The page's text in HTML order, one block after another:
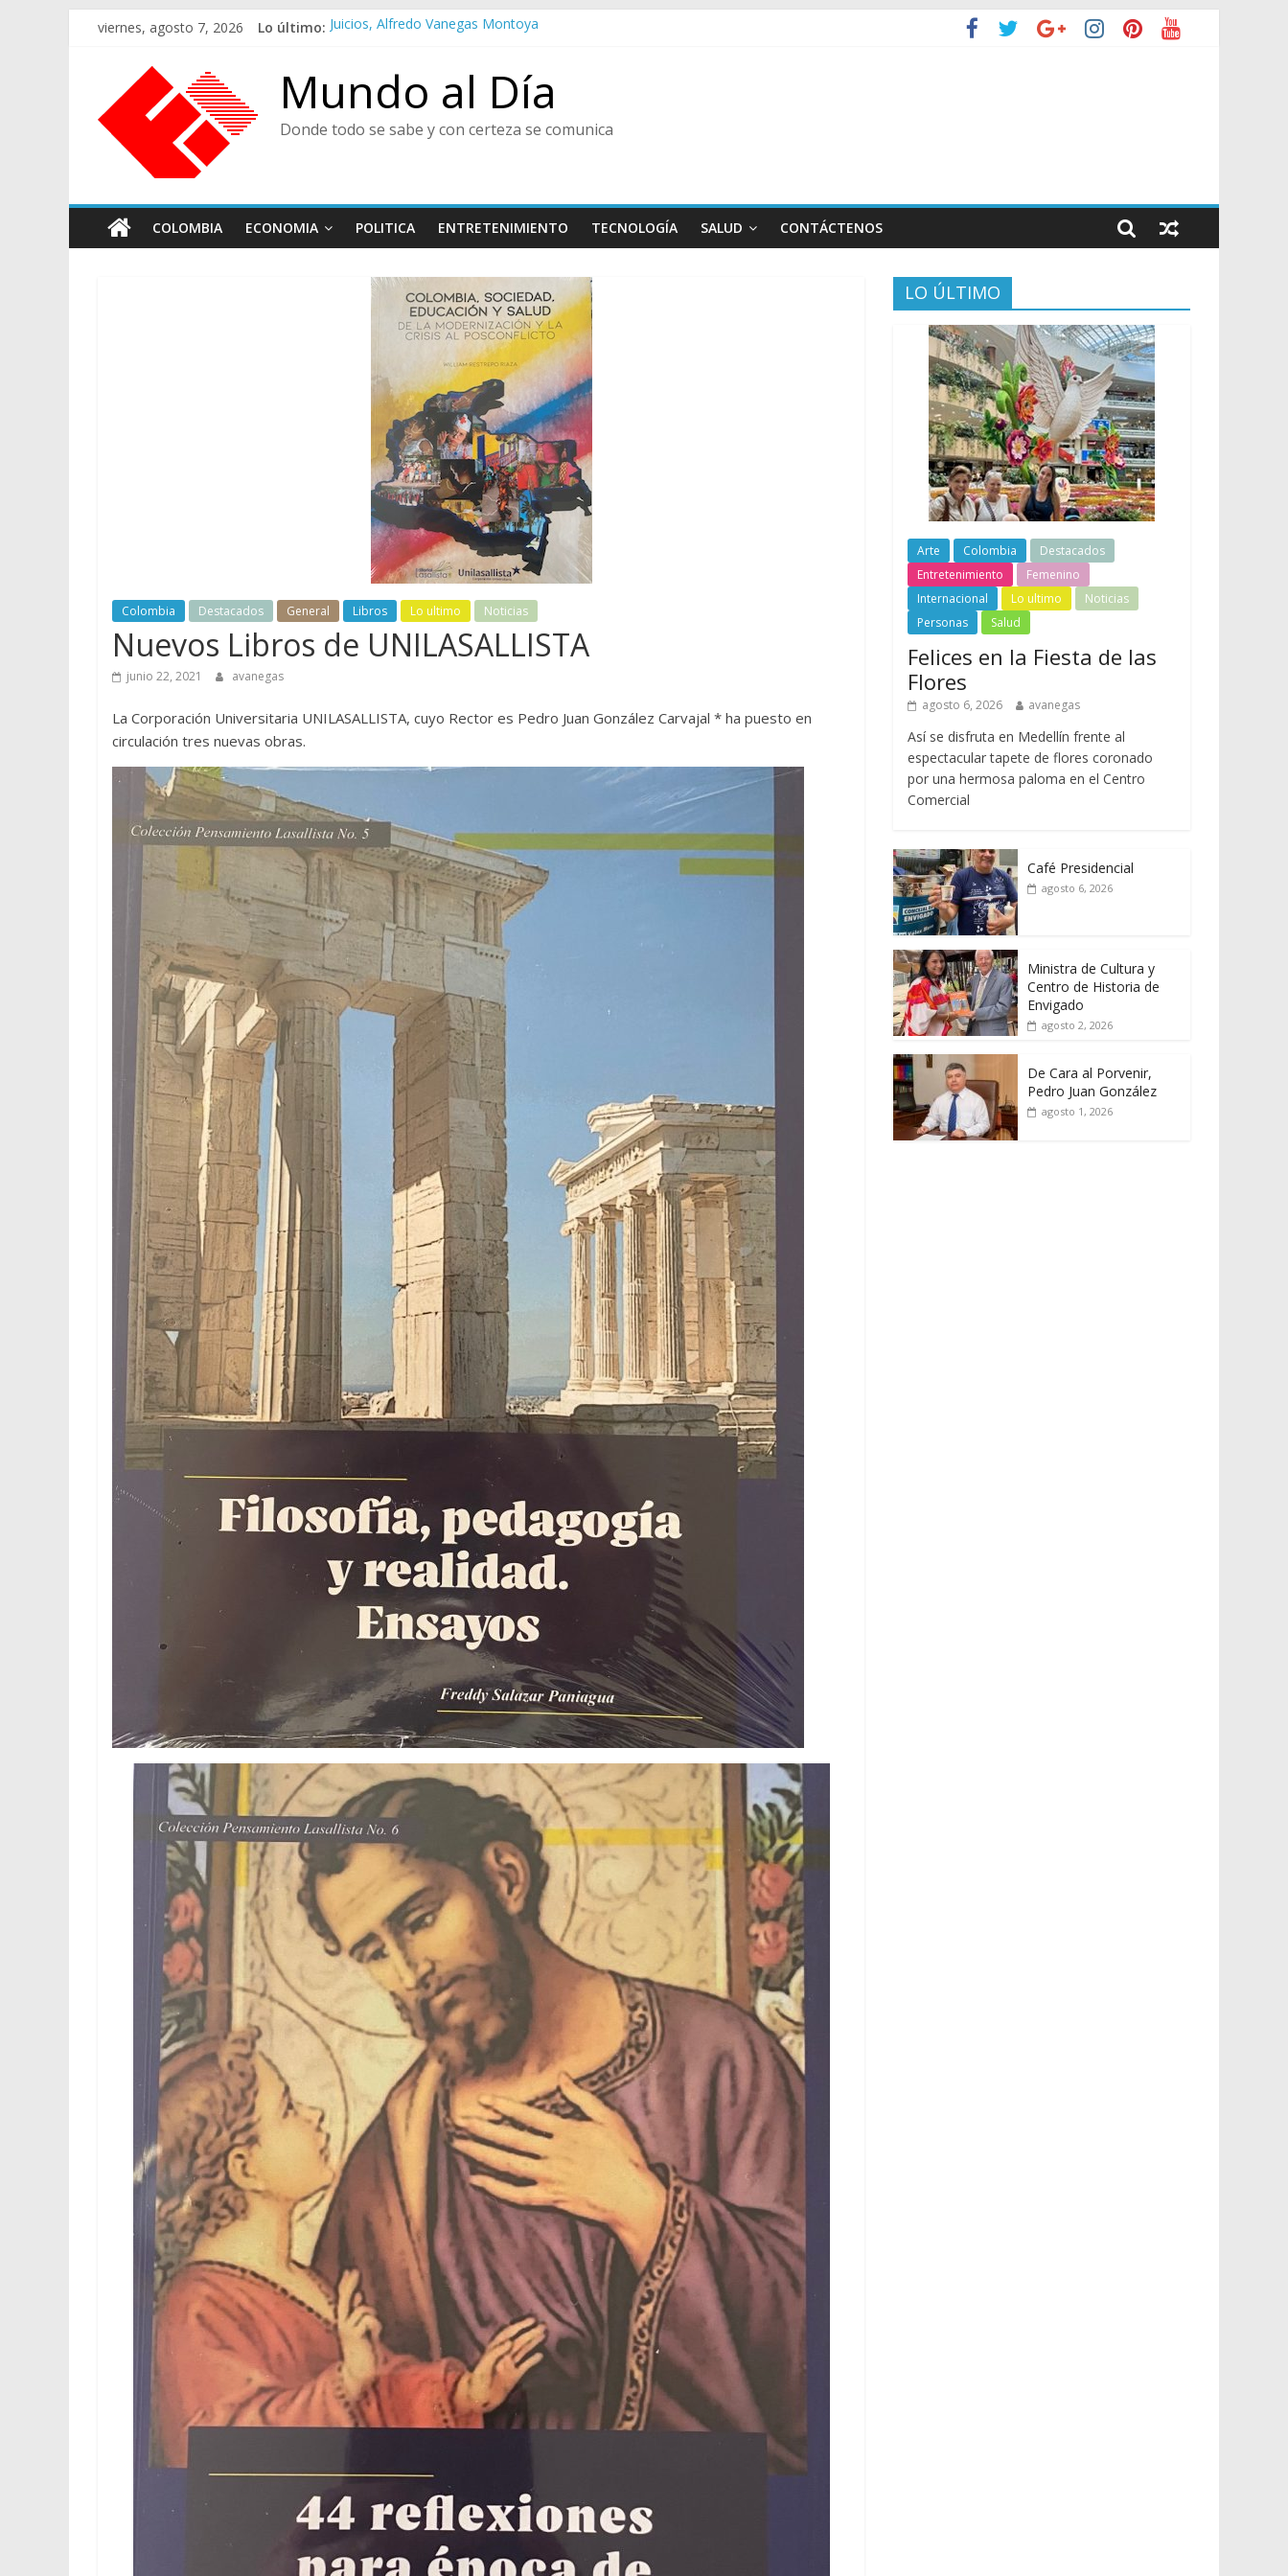
Saltarviernes, agosto 7, 2026 Lo último: Juicios, Alfredo Vanegas Montoya
Café Presidencial
Ministra de Cultura y Centro de Historia de Envigado
De Cara al Porvenir, Pedro Juan González
Mundo al Día
Donde todo se sabe y con certeza se comunica
COLOMBIA ECONOMIA POLITICA ENTRETENIMIENTO TECNOLOGÍA SALUD CONTÁCTENOS
Colombia Destacados General Libros Lo ultimo Noticias
Nuevos Libros de UNILASALLISTA
junio 22, 2021 avanegas
La Corporación Universitaria UNILASALLISTA, cuyo Rector es Pedro Juan González Carvajal * ha puesto en
circulación tres nuevas obras.
LO ÚLTIMO
Arte Colombia
Destacados
Entretenimiento
Femenino
Internacional
Lo ultimo
Noticias
Personas
Salud
Felices en la Fiesta de las
Flores
agosto 6, 2026 avanegas
Así se disfruta en Medellín frente al
espectacular tapete de flores coronado
por una hermosa paloma en el Centro
Comercial
Café Presidencial
agosto 6, 2026
Ministra de Cultura y
Centro de Historia de
Envigado
agosto 2, 2026
De Cara al Porvenir,
Pedro Juan González
agosto 1, 2026